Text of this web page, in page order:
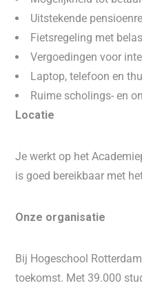
Uitstekende
Fietsregeling met
Vergoedingen voor
Laptop, telefoon en
Ruime scholings- en
Locatie
Je werkt op het
is goed bereikbaar met
Onze organisatie
Bij Hogeschool
toekomst. Met 39.000